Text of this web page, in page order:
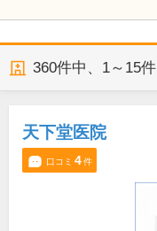
360件中、 1～15件
天下堂医院
口コミ 4件